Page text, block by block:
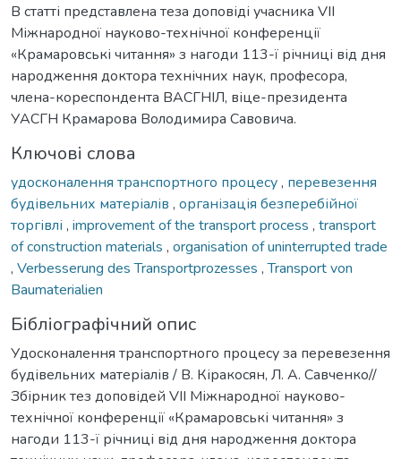
В статті представлена теза доповіді учасника VIІ
Міжнародної науково-технічної конференції
«Крамаровські читання» з нагоди 113-ї річниці від дня
народження доктора технічних наук, професора,
члена-кореспондента ВАСГНІЛ, віце-президента
УАСГН Крамарова Володимира Савовича.
Ключові слова
удосконалення транспортного процесу, перевезення
будівельних матеріалів , організація безперебійної
торгівлі , improvement of the transport process , transport
of construction materials , organisation of uninterrupted trade
, Verbesserung des Transportprozesses ,Transport von
Baumaterialien
Бібліографічний опис
Удосконалення транспортного процесу за перевезення
будівельних матеріалів / В. Кіракосян, Л. А. Савченко//
Збірник тез доповідей VIІ Міжнародної науково-
технічної конференції «Крамаровські читання» з
нагоди 113-ї річниці від дня народження доктора